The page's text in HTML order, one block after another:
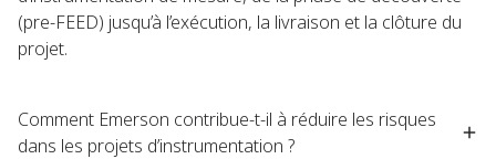
(pre-FEED) jusqu’à l’exécution, la livraison et la clôture du
projet.
Comment Emerson contribue-t-il à réduire les risques
dans les projets d’instrumentation ?